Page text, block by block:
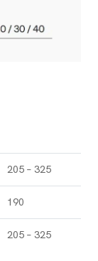
205 – 325
190
205 – 325